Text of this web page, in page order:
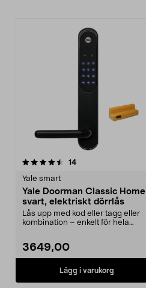
14recensioner
Yale smart
Yale Doorman Classic Home
svart, elektriskt dörrlås
Lås upp med kod eller tagg eller
kombination – enkelt för hela
3649,00
Lägg i varukorg
3.5 av 5 stjärnor